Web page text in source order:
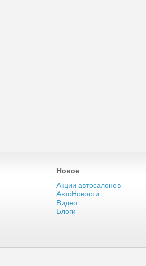
Новое
Акции автосалонов
АвтоНовости
Видео
Блоги